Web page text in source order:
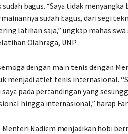
bagus. “Saya tidak
sudah bagus, dari segi
latihan saja,” ungkap
Olahraga, UNP .
dengan main tenis dengan
menjadi atlet tenis internasional.
pada pertandingan yang
hingga internasional,” harap
Nadiem menjadikan hobi